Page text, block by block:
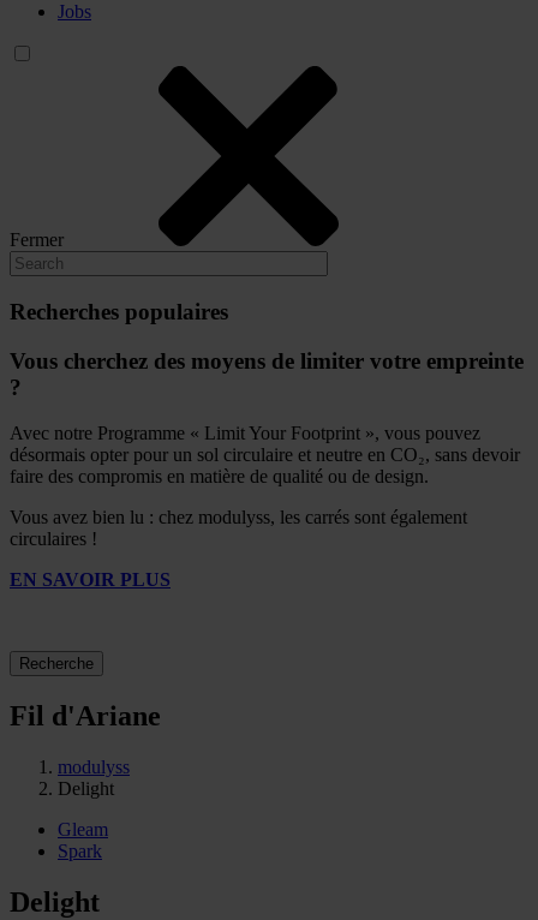
Jobs
Fermer
Recherches populaires
Vous cherchez des moyens de limiter votre empreinte
?
Avec notre Programme « Limit Your Footprint », vous pouvez
désormais opter pour un sol circulaire et neutre en CO₂, sans devoir
faire des compromis en matière de qualité ou de design.
Vous avez bien lu : chez modulyss, les carrés sont également
circulaires !
EN SAVOIR PLUS
Recherche
Fil d'Ariane
modulyss
Delight
Gleam
Spark
Delight